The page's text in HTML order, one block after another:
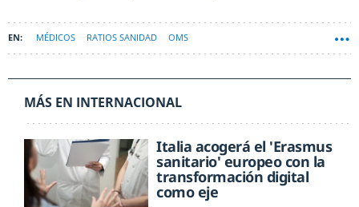
MÉDICOS RATIOS SANIDAD OMS
MÁS EN INTERNACIONAL
Italia acogerá el 'Erasmus
sanitario' europeo con la
transformación digital
como eje